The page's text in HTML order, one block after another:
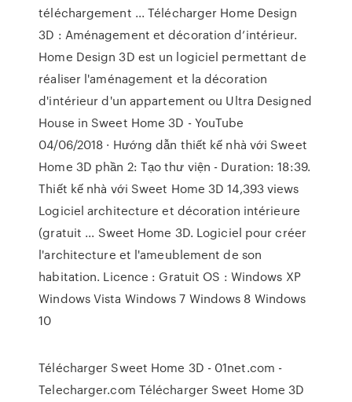
téléchargement ... Télécharger Home Design
3D : Aménagement et décoration d’intérieur.
Home Design 3D est un logiciel permettant de
réaliser l'aménagement et la décoration
d'intérieur d'un appartement ou Ultra Designed
House in Sweet Home 3D - YouTube
04/06/2018 · Hướng dẫn thiết kế nhà với Sweet
Home 3D phần 2: Tạo thư viện - Duration: 18:39.
Thiết kế nhà với Sweet Home 3D 14,393 views
Logiciel architecture et décoration intérieure
(gratuit ... Sweet Home 3D. Logiciel pour créer
l'architecture et l'ameublement de son
habitation. Licence : Gratuit OS : Windows XP
Windows Vista Windows 7 Windows 8 Windows
10
Télécharger Sweet Home 3D - 01net.com -
Telecharger.com Télécharger Sweet Home 3D